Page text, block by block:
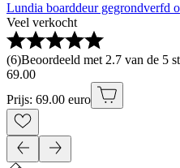
Lundia boarddeur gegrondverfd
Veel verkocht
(6)Beoordeeld met 2.7 van de 5
69.00
Prijs: 69.00 euro